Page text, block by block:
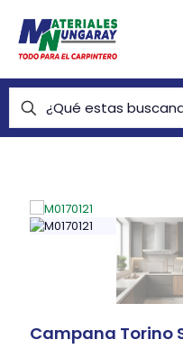
Campana Torino